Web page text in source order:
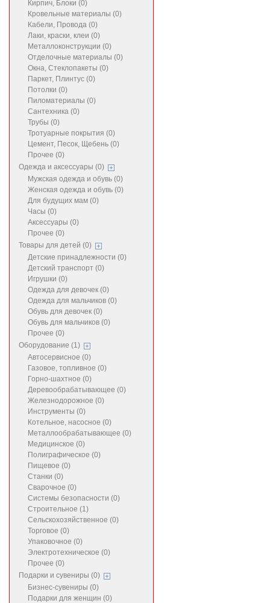
Кирпич, Блоки (0)
Кровельные материалы (0)
Кабели, Провода (0)
Лаки, краски, клеи (0)
Металлоконструкции (0)
Отделочные материалы (0)
Окна, Стеклопакеты (0)
Паркет, Плинтус (0)
Потолки (0)
Пиломатериалы (0)
Сантехника (0)
Трубы (0)
Тротуарные покрытия (0)
Цемент, Песок, Щебень (0)
Прочее (0)
Одежда и аксессуары (0)
Мужская одежда и обувь (0)
Женская одежда и обувь (0)
Для будущих мам (0)
Часы (0)
Аксессуары (0)
Прочее (0)
Товары для детей (0)
Детские принадлежности (0)
Детский транспорт (0)
Игрушки (0)
Одежда для девочек (0)
Одежда для мальчиков (0)
Обувь для девочек (0)
Обувь для мальчиков (0)
Прочее (0)
Оборудование (1)
Автосервисное (0)
Газовое, топливное (0)
Горно-шахтное (0)
Деревообрабатывающее (0)
Железнодорожное (0)
Инструменты (0)
Котельное, насосное (0)
Металлообрабатывающее (0)
Медицинское (0)
Полиграфическое (0)
Пищевое (0)
Станки (0)
Сварочное (0)
Системы безопасности (0)
Строительное (1)
Сельскохозяйственное (0)
Торговое (0)
Упаковочное (0)
Электротехническое (0)
Прочее (0)
Подарки и сувениры (0)
Бизнес-сувениры (0)
Подарки для женщин (0)